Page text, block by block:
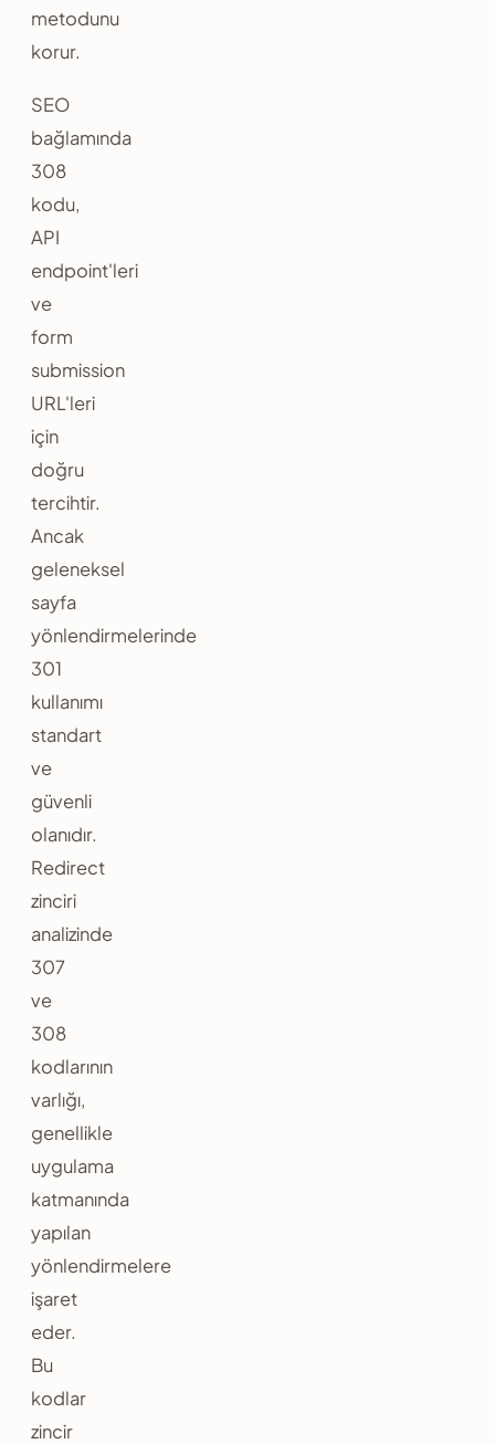
metodunu
korur.
SEO
bağlamında
308
kodu,
API
endpoint'leri
ve
form
submission
URL'leri
için
doğru
tercihtir.
Ancak
geleneksel
sayfa
yönlendirmelerinde
301
kullanımı
standart
ve
güvenli
olanıdır.
Redirect
zinciri
analizinde
307
ve
308
kodlarının
varlığı,
genellikle
uygulama
katmanında
yapılan
yönlendirmelere
işaret
eder.
Bu
kodlar
zincir